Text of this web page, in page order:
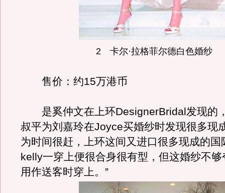
2 卡尔·拉格菲尔德白色婚纱
售价：约15万港币
是奚仲文在上环DesignerBridal发现的
叔平为刘嘉玲在Joyce买婚纱时发现很多现
为时间很赶，上环这间又进口很多现成的国
kelly一穿上便很合身很有型，但这婚纱不
用作送客时穿上。”